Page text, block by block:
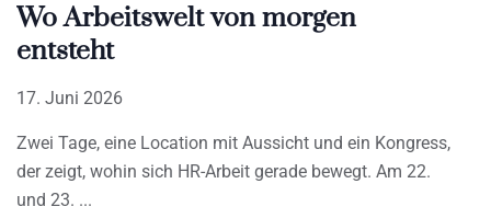
Wo Arbeitswelt von morgen
entsteht
17. Juni 2026
Zwei Tage, eine Location mit Aussicht und ein Kongress,
der zeigt, wohin sich HR-Arbeit gerade bewegt. Am 22.
und 23.